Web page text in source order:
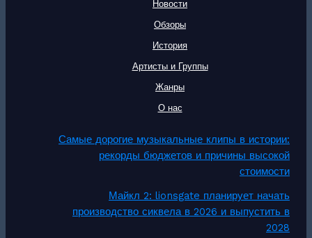
Новости
Обзоры
История
Артисты и Группы
Жанры
О нас
Самые дорогие музыкальные клипы в истории:
рекорды бюджетов и причины высокой
стоимости
Майкл 2: lionsgate планирует начать
производство сиквела в 2026 и выпустить в
2028